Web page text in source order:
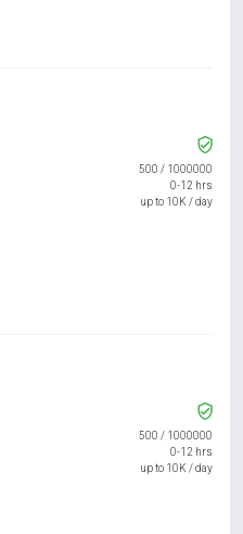
500 / 1000000
0-12 hrs
up to 10K / day
500 / 1000000
0-12 hrs
up to 10K / day